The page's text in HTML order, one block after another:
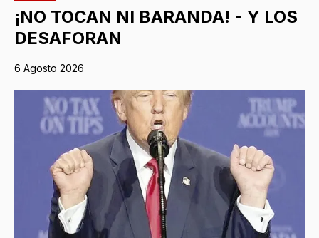
¡NO TOCAN NI BARANDA! - Y LOS
DESAFORAN
6 Agosto 2026